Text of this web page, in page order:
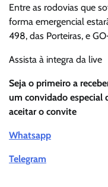
Entre as rodovias que
forma emergencial
498, das Porteiras, e
Assista à integra da live
Seja o primeiro a
um convidado especial
aceitar o convite
Whatsapp
Telegram